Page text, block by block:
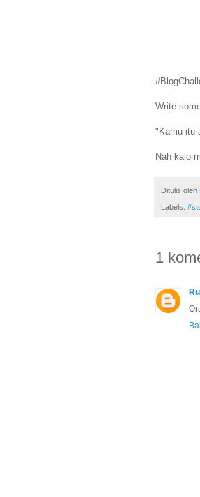
Write
"Kamu itu
Nah kalo
Ditulis oleh
Labels:
1